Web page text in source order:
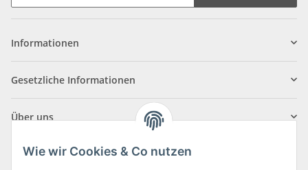
Informationen
Gesetzliche Informationen
Über uns
Wie wir Cookies & Co nutzen